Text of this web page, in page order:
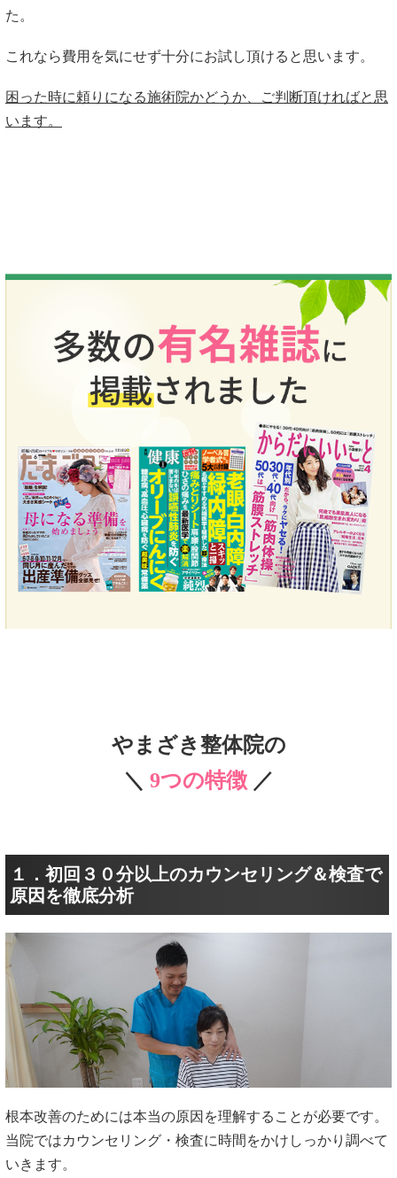
た。
これなら費用を気にせず十分にお試し頂けると思います。
困った時に頼りになる施術院かどうか、ご判断頂ければと思
います。
やまざき整体院の
＼ 9つの特徴 ／
１．初回３０分以上のカウンセリング＆検査で
原因を徹底分析
根本改善のためには本当の原因を理解することが必要です。
当院ではカウンセリング・検査に時間をかけしっかり調べて
いきます。